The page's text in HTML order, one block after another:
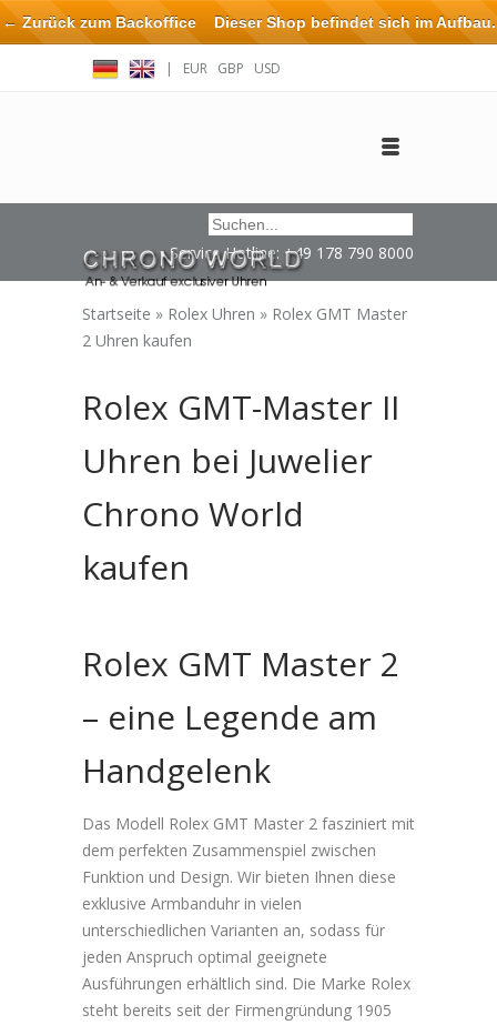
| EUR GBP USD
Service Hotline: +49 178 790 8000
Startseite » Rolex Uhren » Rolex GMT Master
2 Uhren kaufen
Rolex GMT-Master II
Uhren bei Juwelier
Chrono World
kaufen
Rolex GMT Master 2
– eine Legende am
Handgelenk
Das Modell Rolex GMT Master 2 fasziniert mit
dem perfekten Zusammenspiel zwischen
Funktion und Design. Wir bieten Ihnen diese
exklusive Armbanduhr in vielen
unterschiedlichen Varianten an, sodass für
jeden Anspruch optimal geeignete
Ausführungen erhältlich sind. Die Marke Rolex
steht bereits seit der Firmengründung 1905
← Zurück zum BackofficeDieser Shop befindet sich im Aufbau.
Eventuell können nicht alle Bestellungen eingehalten oder erfüllt